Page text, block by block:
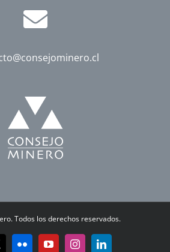
Todos los derechos reservados.
Flickr YouTubeInstagramLinkedIn